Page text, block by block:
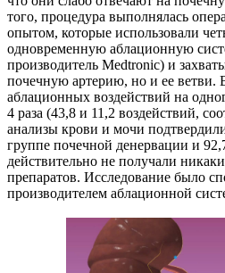
того, процедура выполнялась
опытом, которые использовали
одновременную аблационную
производитель Medtronic) и
почечную артерию, но и ее ветви.
аблационных воздействий на
4 раза (43,8 и 11,2 воздействий,
анализы крови и мочи
группе почечной денервации и
действительно не получали
препаратов. Исследование было
производителем аблационной